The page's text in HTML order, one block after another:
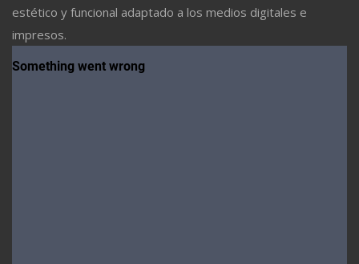
estético y funcional adaptado a los medios digitales e
impresos.